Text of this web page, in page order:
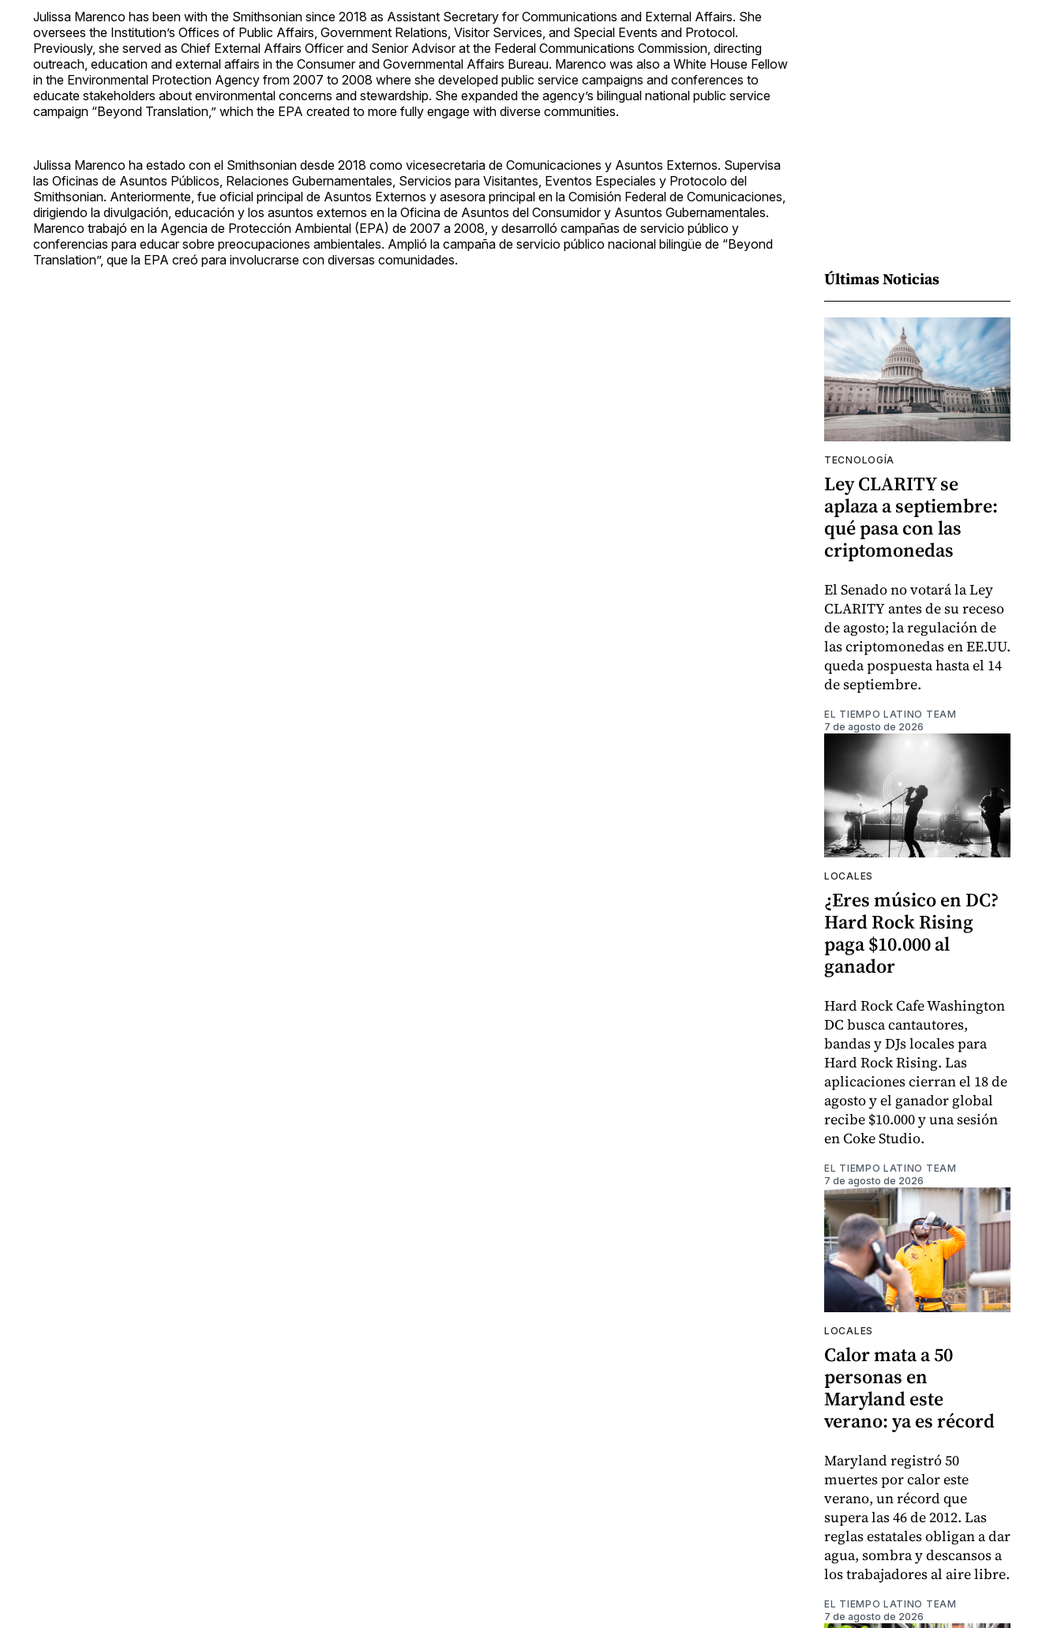
Julissa Marenco has been with the Smithsonian since 2018 as Assistant Secretary for Communications and External Affairs. She
oversees the Institution’s Offices of Public Affairs, Government Relations, Visitor Services, and Special Events and Protocol.
Previously, she served as Chief External Affairs Officer and Senior Advisor at the Federal Communications Commission, directing
outreach, education and external affairs in the Consumer and Governmental Affairs Bureau. Marenco was also a White House Fellow
in the Environmental Protection Agency from 2007 to 2008 where she developed public service campaigns and conferences to
educate stakeholders about environmental concerns and stewardship. She expanded the agency’s bilingual national public service
campaign “Beyond Translation,” which the EPA created to more fully engage with diverse communities.
Julissa Marenco ha estado con el Smithsonian desde 2018 como vicesecretaria de Comunicaciones y Asuntos Externos. Supervisa
las Oficinas de Asuntos Públicos, Relaciones Gubernamentales, Servicios para Visitantes, Eventos Especiales y Protocolo del
Smithsonian. Anteriormente, fue oficial principal de Asuntos Externos y asesora principal en la Comisión Federal de Comunicaciones,
dirigiendo la divulgación, educación y los asuntos externos en la Oficina de Asuntos del Consumidor y Asuntos Gubernamentales.
Marenco trabajó en la Agencia de Protección Ambiental (EPA) de 2007 a 2008, y desarrolló campañas de servicio público y
conferencias para educar sobre preocupaciones ambientales. Amplió la campaña de servicio público nacional bilingüe de “Beyond
Translation”, que la EPA creó para involucrarse con diversas comunidades.
Últimas Noticias
TECNOLOGÍA
Ley CLARITY se
aplaza a septiembre:
qué pasa con las
criptomonedas
El Senado no votará la Ley
CLARITY antes de su receso
de agosto; la regulación de
las criptomonedas en EE.UU.
queda pospuesta hasta el 14
de septiembre.
EL TIEMPO LATINO TEAM
7 de agosto de 2026
LOCALES
¿Eres músico en DC?
Hard Rock Rising
paga $10.000 al
ganador
Hard Rock Cafe Washington
DC busca cantautores,
bandas y DJs locales para
Hard Rock Rising. Las
aplicaciones cierran el 18 de
agosto y el ganador global
recibe $10.000 y una sesión
en Coke Studio.
EL TIEMPO LATINO TEAM
7 de agosto de 2026
LOCALES
Calor mata a 50
personas en
Maryland este
verano: ya es récord
Maryland registró 50
muertes por calor este
verano, un récord que
supera las 46 de 2012. Las
reglas estatales obligan a dar
agua, sombra y descansos a
los trabajadores al aire libre.
EL TIEMPO LATINO TEAM
7 de agosto de 2026